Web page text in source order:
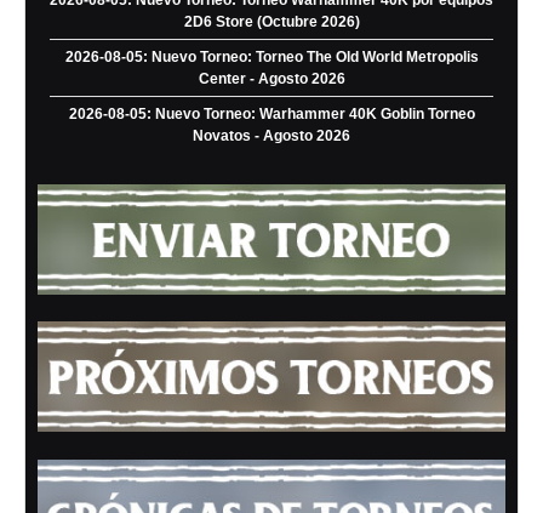
2D6 Store (Octubre 2026)
2026-08-05: Nuevo Torneo: Torneo The Old World Metropolis
Center - Agosto 2026
2026-08-05: Nuevo Torneo: Warhammer 40K Goblin Torneo
Novatos - Agosto 2026